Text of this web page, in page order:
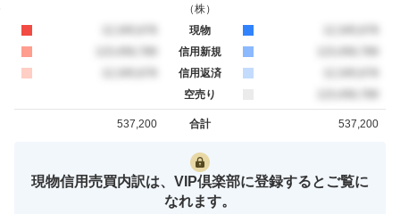
（株）
現物
信用新規
信用返済
空売り
合計
537,200 537,200
現物信用売買内訳は、VIP倶楽部に登録するとご覧に
なれます。